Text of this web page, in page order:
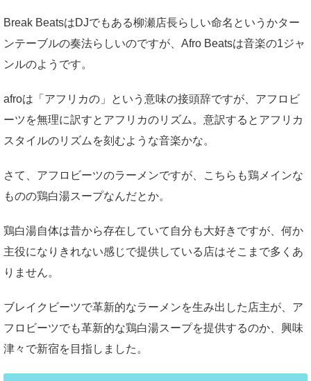
Break BeatsはDJでもある柳瀬店長らしい命名というかター
ンテーブルの奏法らしいのですが、Afro Beatsは音楽の1ジャ
ンルのようです。
afroは「アフリカの」という意味の接頭辞ですが、アフロビ
ーツを無理に訳すとアフリカのリズム。意訳するとアフリカ
スタイルのリズムを刻むような音楽かな。
さて、アフロビーツのラーメンですが、こちらも鶏メインな
ものの鶏白湯スープなんだとか。
鶏白湯自体は昔から存在していて自分も大好きですが、何か
主役になりきれない感じで提供している店はそこまで多くあ
りません。
ブレイクビーツで革新的なラーメンを生み出した店主が、ア
フロビーツでも革新的な鶏白湯スープを提供するのか、興味
津々で新宿を目指しました。